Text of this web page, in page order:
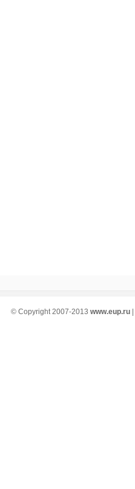
© Copyright 2007-2013 www.eup.ru|